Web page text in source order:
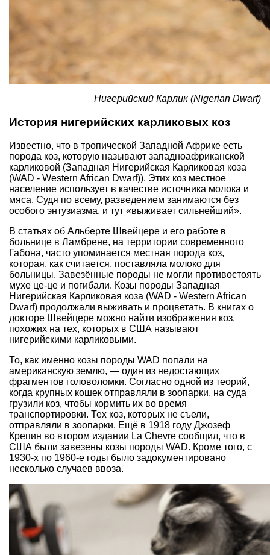
Нигерийский Карлик (Nigerian Dwarf)
История нигерийских карликовых коз
Известно, что в тропической Западной Африке есть
порода коз, которую называют западноафриканской
карликовой (Западная Нигерийская Карликовая коза
(WAD - Western African Dwarf)). Этих коз местное
население использует в качестве источника молока и
мяса. Судя по всему, разведением занимаются без
особого энтузиазма, и тут «выживает сильнейший».
В статьях об Альберте Швейцере и его работе в
больнице в Ламбрене, на территории современного
Габона, часто упоминается местная порода коз,
которая, как считается, поставляла молоко для
больницы. Завезённые породы не могли противостоять
мухе це-це и погибали. Козы породы Западная
Нигерийская Карликовая коза (WAD - Western African
Dwarf) продолжали выживать и процветать. В книгах о
докторе Швейцере можно найти изображения коз,
похожих на тех, которых в США называют
нигерийскими карликовыми.​
То, как именно козы породы WAD попали на
американскую землю, — один из недостающих
фрагментов головоломки. Согласно одной из теорий,
когда крупных кошек отправляли в зоопарки, на суда
грузили коз, чтобы кормить их во время
транспортировки. Тех коз, которых не съели,
отправляли в зоопарки. Ещё в 1918 году Джозеф
Крепин во втором издании La Chevre сообщил, что в
США были завезены козы породы WAD. Кроме того, с
1930-х по 1960-е годы было задокументировано
несколько случаев ввоза.